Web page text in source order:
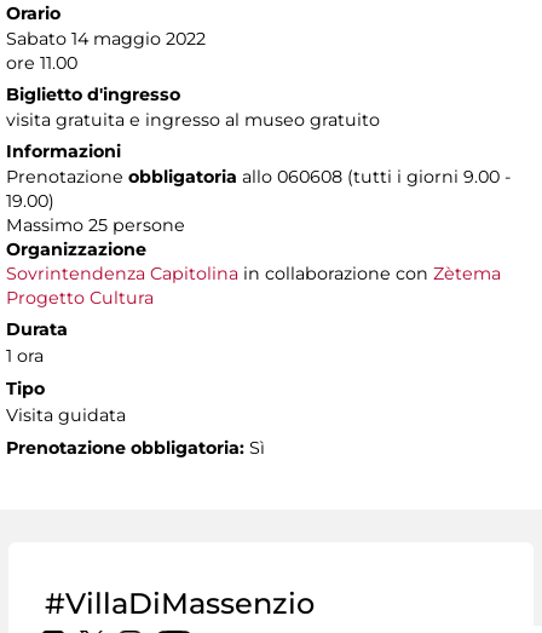
Orario
Sabato 14 maggio 2022
ore 11.00
Biglietto d'ingresso
visita gratuita e ingresso al museo gratuito
Informazioni
Prenotazione obbligatoria allo 060608 (tutti i giorni 9.00 -
19.00)
Massimo 25 persone
Organizzazione
Sovrintendenza Capitolina in collaborazione con Zètema
Progetto Cultura
Durata
1 ora
Tipo
Visita guidata
Prenotazione obbligatoria: Sì
#VillaDiMassenzio